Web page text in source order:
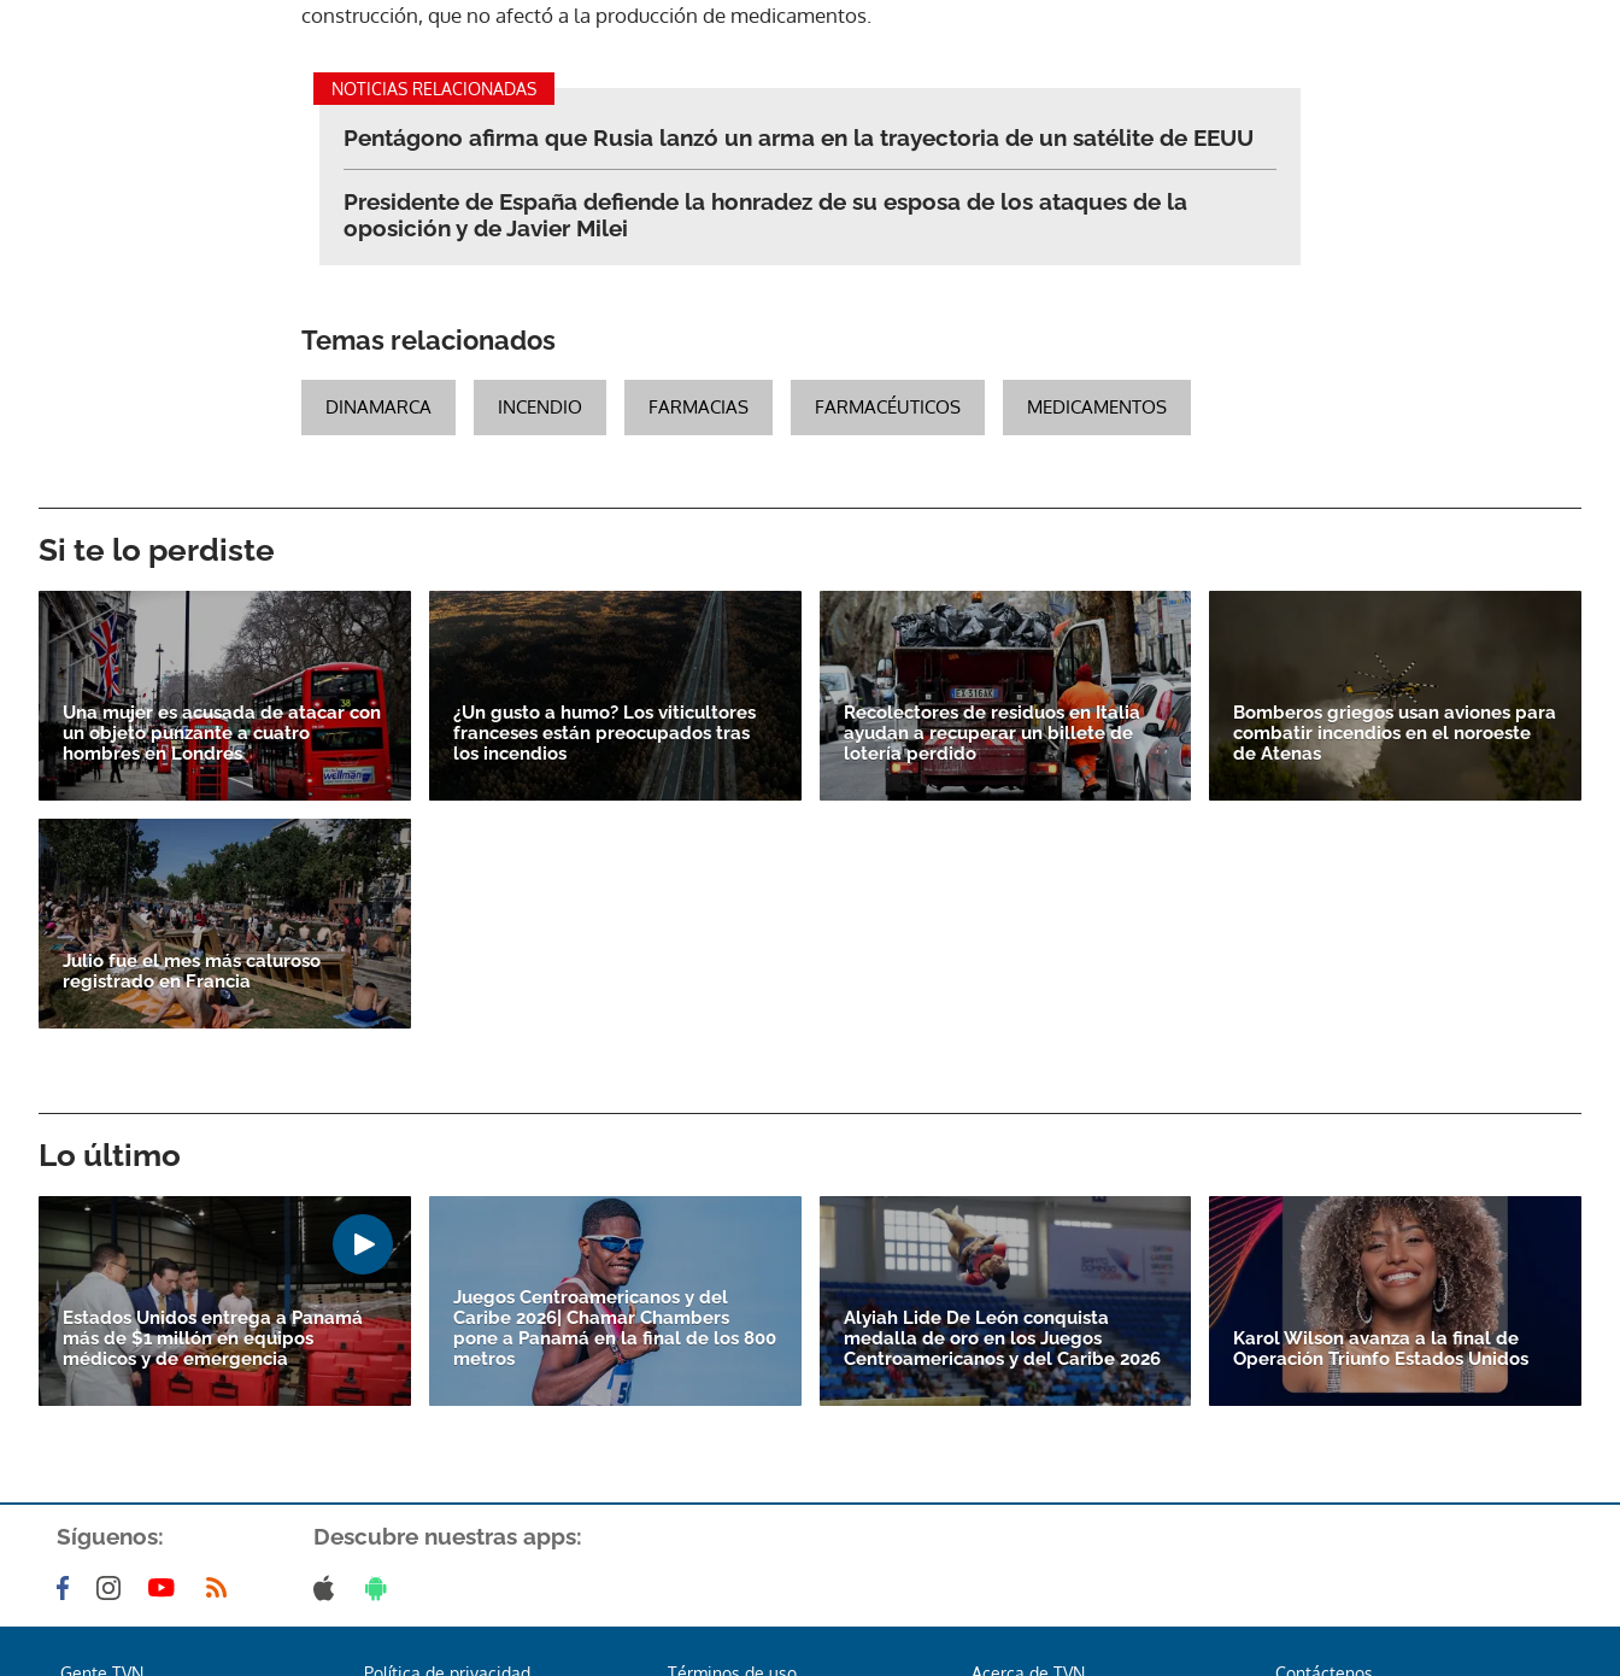
ACEPTAR
construcción, que no afectó a la producción de medicamentos.
NOTICIAS RELACIONADAS
Pentágono afirma que Rusia lanzó un arma en la trayectoria de un satélite de EEUU
Presidente de España defiende la honradez de su esposa de los ataques de la
oposición y de Javier Milei
Temas relacionados
DINAMARCA INCENDIO FARMACIAS FARMACÉUTICOS MEDICAMENTOS
Si te lo perdiste
Una mujer es acusada de atacar con
un objeto punzante a cuatro
hombres en Londres
¿Un gusto a humo? Los viticultores
franceses están preocupados tras
los incendios
Recolectores de residuos en Italia
ayudan a recuperar un billete de
lotería perdido
Bomberos griegos usan aviones para
combatir incendios en el noroeste
de Atenas
Julio fue el mes más caluroso
registrado en Francia
Lo último
Estados Unidos entrega a Panamá
más de $1 millón en equipos
médicos y de emergencia
Juegos Centroamericanos y del
Caribe 2026| Chamar Chambers
pone a Panamá en la final de los 800
metros
Alyiah Lide De León conquista
medalla de oro en los Juegos
Centroamericanos y del Caribe 2026
Karol Wilson avanza a la final de
Operación Triunfo Estados Unidos
Síguenos: Descubre nuestras apps: